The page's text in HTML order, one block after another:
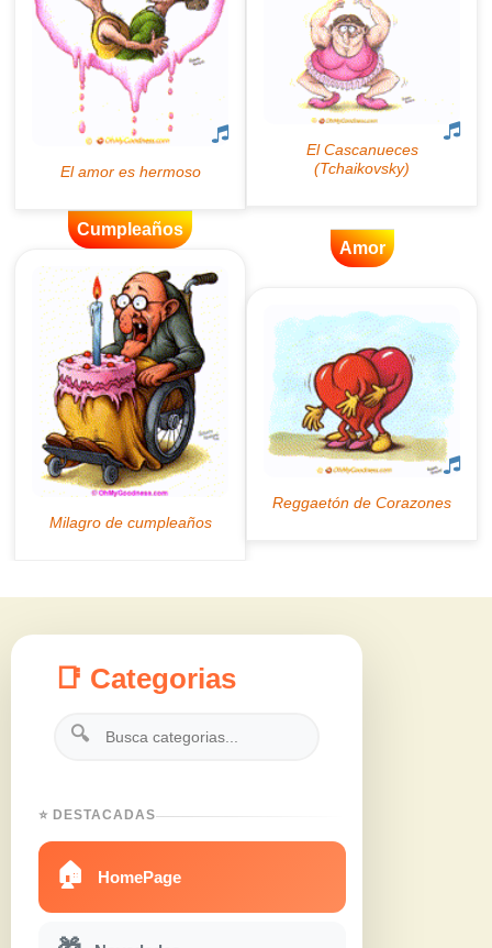
Cumpleaños
Amor
📑 Categorias
🔍
⭐ DESTACADAS
🏠 HomePage